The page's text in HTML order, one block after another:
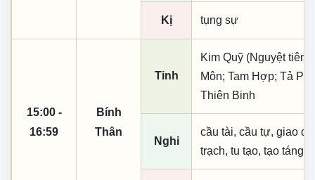
Kị tụng sự
15:00 -
16:59
Bính
Thân
Tinh
Kim Quỹ (Nguyệt
Môn; Tam Hợp; Tả
Thiên Binh
Nghi
cầu tài, cầu tự, giao
trạch, tu tạo, tạo táng,